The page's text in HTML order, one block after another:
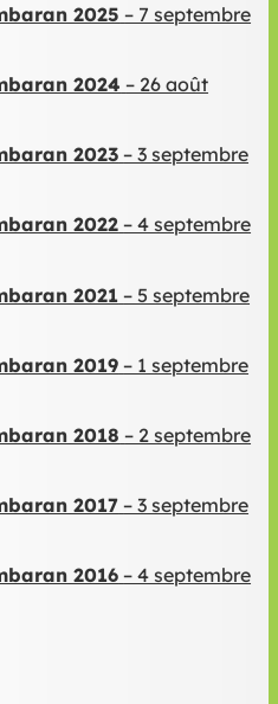
2025 – 7 septembre
2024 – 26 août
2023 – 3 septembre
2022 – 4 septembre
2021 – 5 septembre
2019 – 1 septembre
2018 – 2 septembre
2017 – 3 septembre
2016 – 4 septembre